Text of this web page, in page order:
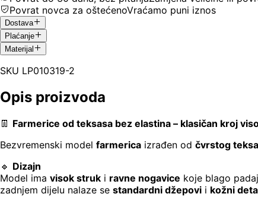
Povrat novca za oštećenoVraćamo puni iznos
Dostava
Plaćanje
Materijal
SKU LP010319-2
Opis proizvoda
👖 Farmerice od teksasa bez elastina – klasičan kroj
Bezvremenski model farmerica izrađen od čvrstog
🔹 Dizajn
Model ima visok struk i ravne nogavice koje blago
zadnjem dijelu nalaze se standardni džepovi i kožni